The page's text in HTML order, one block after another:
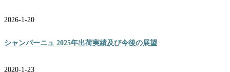
2026-1-20
シャンパーニュ 2025年出荷実績及び今後の展望
2020-1-23